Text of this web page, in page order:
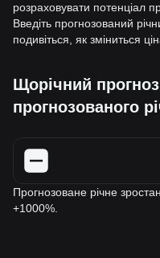
розраховувати потенціал
Введіть прогнозований
подивіться, як зміниться
Щорічний
прогнозованого
Прогнозоване річне
+1000%.